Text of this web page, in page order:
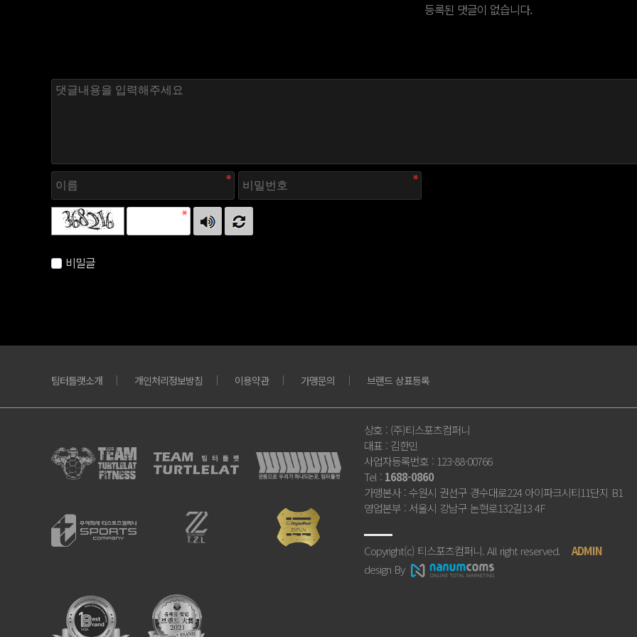
등록된 댓글이 없습니다.
비밀글
팀터틀랫소개 개인처리정보방침 이용약관 가맹문의 브랜드 상표등록
상호 : (주)티스포츠컴퍼니
대표 : 김한민
사업자등록번호 : 123-88-00766
Tel : 1688-0860
가맹본사: 수원시 권선구 경수대로224 아이파크시티11단지 B1
영업본부 : 서울시 강남구 논현로132길13 4F
Copyright(c) 티스포츠컴퍼니. All right reserved. ADMIN
design By